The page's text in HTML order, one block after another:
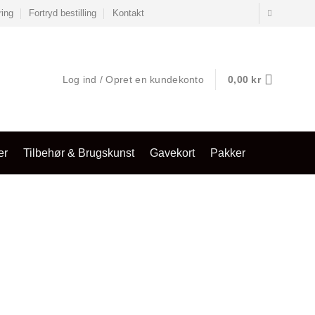
Fortryd bestilling Kontakt
Log ind / Opret en kundekonto 0,00 kr
Tilbehør & Brugskunst Gavekort Pakker